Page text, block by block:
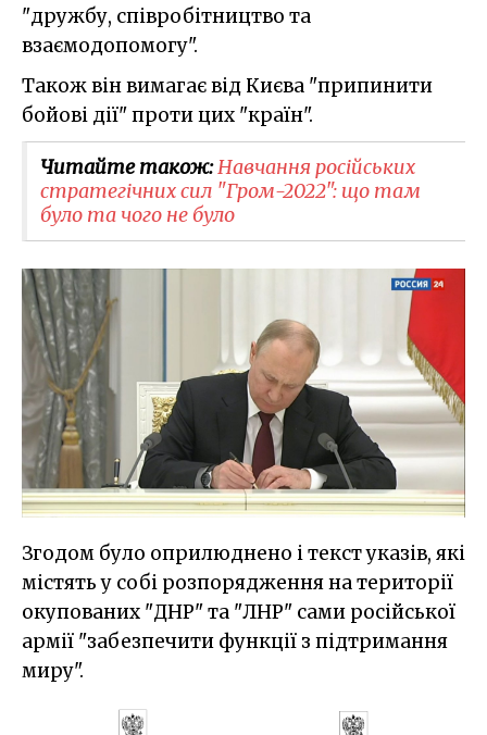
"дружбу, співробітництво та
взаємодопомогу".
Також він вимагає від Києва "припинити
бойові дії" проти цих "країн".
Читайте також:Навчання російських
стратегічних сил "Гром-2022": що там
було та чого не було
Згодом було оприлюднено і текст указів, які
містять у собі розпорядження на території
окупованих "ДНР" та "ЛНР" сами російської
армії "забезпечити функції з підтримання
миру".